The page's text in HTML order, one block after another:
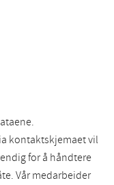
kontaktskjemaet vil
for å håndtere
Vår medarbeider